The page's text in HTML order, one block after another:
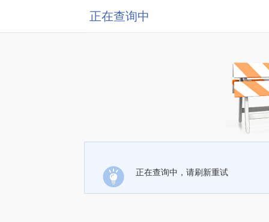
正在查询中
正在查询中，请刷新重试